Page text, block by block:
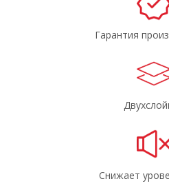
ГраундГарантия
Снижает